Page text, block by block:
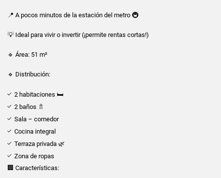
📍 A pocos minutos de la estación del metro 🚇
💡 Ideal para vivir o invertir (¡permite rentas cortas!)
🔹 Área: 51 m²
🔹 Distribución:
2 habitaciones 🛏️
2 baños 🚿
Sala – comedor
Cocina integral
Terraza privada 🌿
Zona de ropas
🏢 Características: